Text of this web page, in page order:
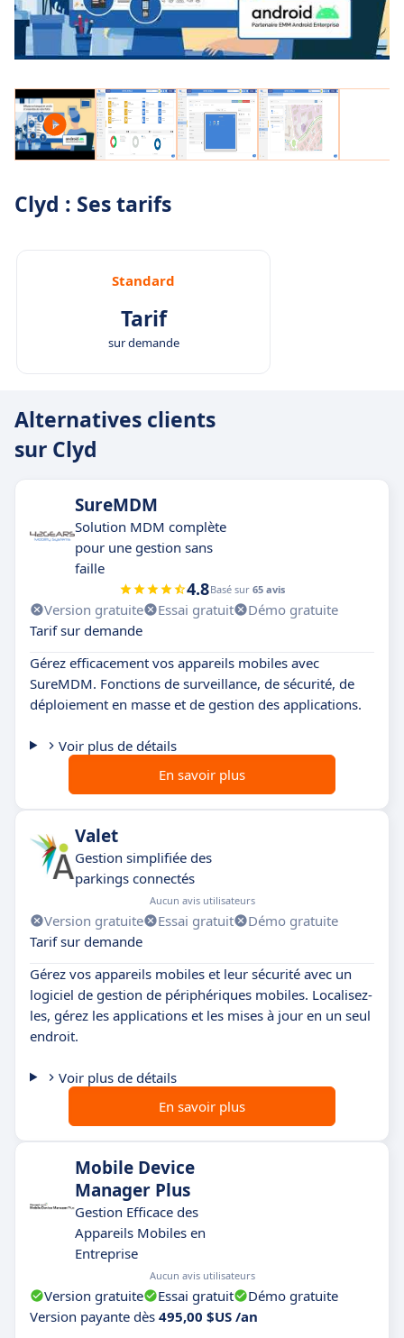
Clyd : Ses tarifs
Standard
Tarif
sur demande
Alternatives clients
sur Clyd
SureMDM
Solution MDM complète
pour une gestion sans
faille
4.8Basé sur 65 avis
Version gratuite Essai gratuit
Démo gratuite
Tarif sur demande
Gérez efficacement vos appareils mobiles avec
SureMDM. Fonctions de surveillance, de sécurité, de
déploiement en masse et de gestion des applications.
Voir plus de détails
En savoir plus
Valet
Gestion simplifiée des
parkings connectés
Aucun avis utilisateurs
Version gratuite Essai gratuit
Démo gratuite
Tarif sur demande
Gérez vos appareils mobiles et leur sécurité avec un
logiciel de gestion de périphériques mobiles. Localisez-
les, gérez les applications et les mises à jour en un seul
endroit.
Voir plus de détails
En savoir plus
Mobile Device
Manager Plus
Gestion Efficace des
Appareils Mobiles en
Entreprise
Aucun avis utilisateurs
Version gratuite Essai gratuit
Démo gratuite
Version payante dès 495,00 $US /an